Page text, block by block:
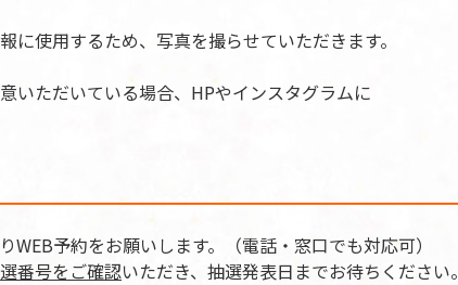
使用するため、写真を撮らせていただきます。
いただいている場合、HPやインスタグラムに
WEB予約をお願いします。（電話・窓口でも対応可）
番号をご確認いただき、抽選発表日までお待ちください。